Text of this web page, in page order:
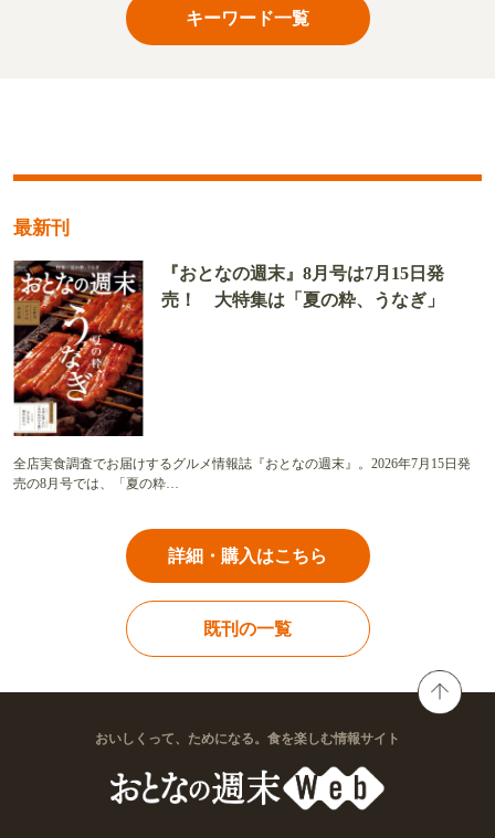
キーワード一覧
最新刊
『おとなの週末』8月号は7月15日発
売！ 大特集は「夏の粋、うなぎ」
全店実食調査でお届けするグルメ情報誌『おとなの週末』。2026年7月15日発
売の8月号では、「夏の粋…
詳細・購入はこちら
既刊の一覧
おいしくって、ためになる。食を楽しむ情報サイト